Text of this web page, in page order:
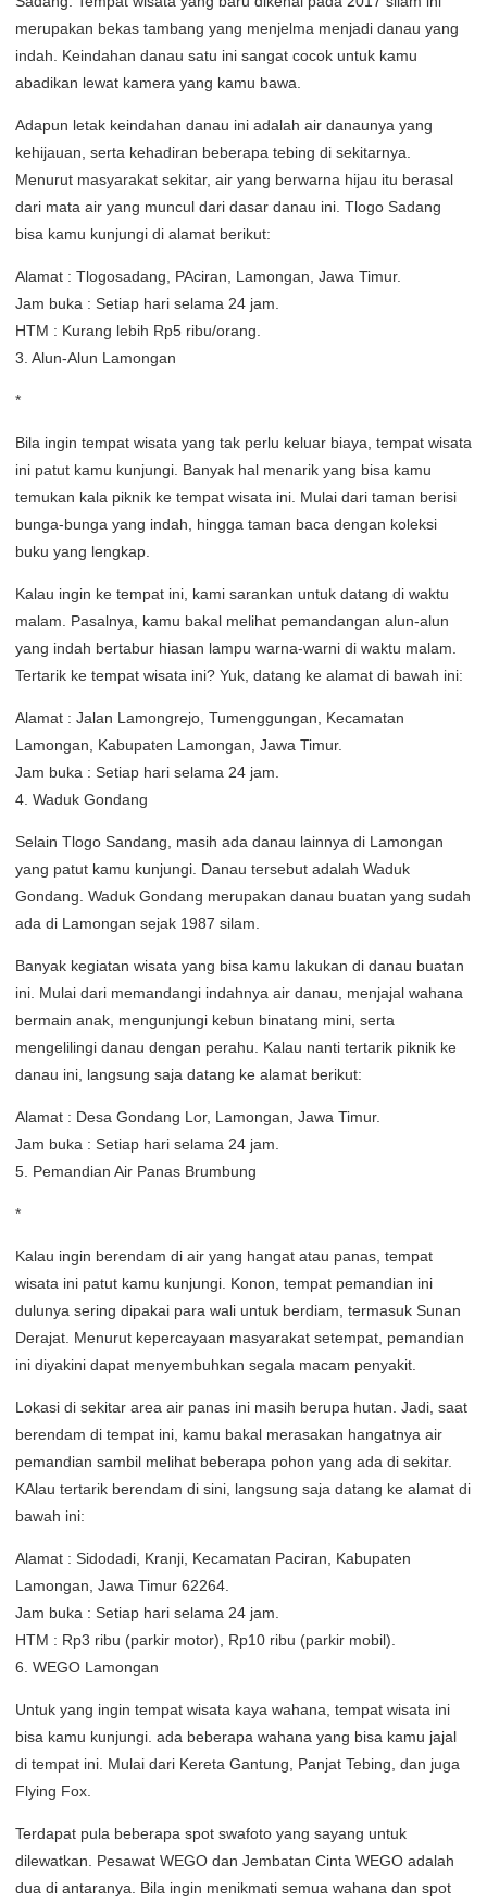
merupakan bekas tambang yang menjelma menjadi danau yang
indah. Keindahan danau satu ini sangat cocok untuk kamu
abadikan lewat kamera yang kamu bawa.
Adapun letak keindahan danau ini adalah air danaunya yang
kehijauan, serta kehadiran beberapa tebing di sekitarnya.
Menurut masyarakat sekitar, air yang berwarna hijau itu berasal
dari mata air yang muncul dari dasar danau ini. Tlogo Sadang
bisa kamu kunjungi di alamat berikut:
Alamat : Tlogosadang, PAciran, Lamongan, Jawa Timur.
Jam buka : Setiap hari selama 24 jam.
HTM : Kurang lebih Rp5 ribu/orang.
3. Alun-Alun Lamongan
*
Bila ingin tempat wisata yang tak perlu keluar biaya, tempat wisata
ini patut kamu kunjungi. Banyak hal menarik yang bisa kamu
temukan kala piknik ke tempat wisata ini. Mulai dari taman berisi
bunga-bunga yang indah, hingga taman baca dengan koleksi
buku yang lengkap.
Kalau ingin ke tempat ini, kami sarankan untuk datang di waktu
malam. Pasalnya, kamu bakal melihat pemandangan alun-alun
yang indah bertabur hiasan lampu warna-warni di waktu malam.
Tertarik ke tempat wisata ini? Yuk, datang ke alamat di bawah ini:
Alamat : Jalan Lamongrejo, Tumenggungan, Kecamatan
Lamongan, Kabupaten Lamongan, Jawa Timur.
Jam buka : Setiap hari selama 24 jam.
4. Waduk Gondang
Selain Tlogo Sandang, masih ada danau lainnya di Lamongan
yang patut kamu kunjungi. Danau tersebut adalah Waduk
Gondang. Waduk Gondang merupakan danau buatan yang sudah
ada di Lamongan sejak 1987 silam.
Banyak kegiatan wisata yang bisa kamu lakukan di danau buatan
ini. Mulai dari memandangi indahnya air danau, menjajal wahana
bermain anak, mengunjungi kebun binatang mini, serta
mengelilingi danau dengan perahu. Kalau nanti tertarik piknik ke
danau ini, langsung saja datang ke alamat berikut:
Alamat : Desa Gondang Lor, Lamongan, Jawa Timur.
Jam buka : Setiap hari selama 24 jam.
5. Pemandian Air Panas Brumbung
*
Kalau ingin berendam di air yang hangat atau panas, tempat
wisata ini patut kamu kunjungi. Konon, tempat pemandian ini
dulunya sering dipakai para wali untuk berdiam, termasuk Sunan
Derajat. Menurut kepercayaan masyarakat setempat, pemandian
ini diyakini dapat menyembuhkan segala macam penyakit.
Lokasi di sekitar area air panas ini masih berupa hutan. Jadi, saat
berendam di tempat ini, kamu bakal merasakan hangatnya air
pemandian sambil melihat beberapa pohon yang ada di sekitar.
KAlau tertarik berendam di sini, langsung saja datang ke alamat di
bawah ini:
Alamat : Sidodadi, Kranji, Kecamatan Paciran, Kabupaten
Lamongan, Jawa Timur 62264.
Jam buka : Setiap hari selama 24 jam.
HTM : Rp3 ribu (parkir motor), Rp10 ribu (parkir mobil).
6. WEGO Lamongan
Untuk yang ingin tempat wisata kaya wahana, tempat wisata ini
bisa kamu kunjungi. ada beberapa wahana yang bisa kamu jajal
di tempat ini. Mulai dari Kereta Gantung, Panjat Tebing, dan juga
Flying Fox.
Terdapat pula beberapa spot swafoto yang sayang untuk
dilewatkan. Pesawat WEGO dan Jembatan Cinta WEGO adalah
dua di antaranya. Bila ingin menikmati semua wahana dan spot